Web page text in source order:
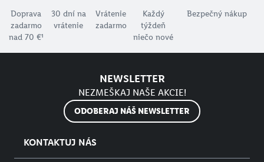
Doprava
zadarmo
nad 70 €¹
30 dní na
vrátenie
Vrátenie
zadarmo
Každý
týždeň
niečo nové
Bezpečný nákup
NEWSLETTER
NEZMEŠKAJ NAŠE AKCIE!
ODOBERAJ NÁŠ NEWSLETTER
KONTAKTUJ NÁS